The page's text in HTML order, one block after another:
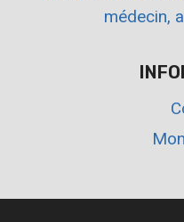
médecin,